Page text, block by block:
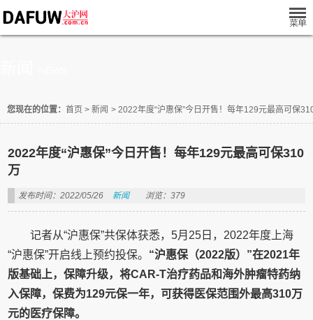
您现在的位置： 首页 > 新闻 > 2022年度“沪惠保”今日开售！每年129元最高可保
2022年度“沪惠保”今日开售！每年129元最高可保310
万
发布时间：2022/05/26 新闻 浏览：379
记者从“沪惠保”共保体获悉，5月25日，2022年度上海
“沪惠保”开启线上预约投保。 “沪惠保（2022版）”在2021年
版基础上，保障升级，将CAR-T治疗药品和海外肿瘤特药纳
入保障，保费为129元保一年，可获得医保范围外最高310万
元的医疗保障。